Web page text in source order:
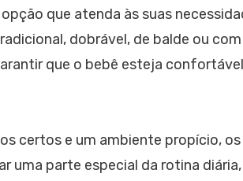
que atenda às suas
dobrável, de balde ou
que o bebê esteja
certos e um ambiente propício,
uma parte especial da rotina